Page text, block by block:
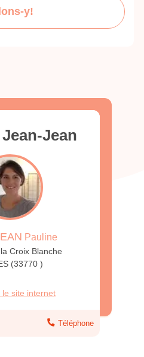
y!
Jean
Pauline
Croix Blanche
(33770 )
le site internet
Téléphone